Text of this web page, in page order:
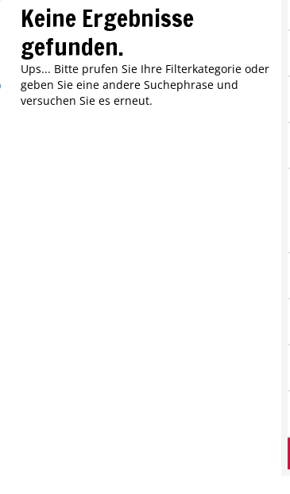
Keine Ergebnisse
gefunden.
Ups... Bitte prufen Sie Ihre Filterkategorie oder
geben Sie eine andere Suchephrase und
versuchen Sie es erneut.